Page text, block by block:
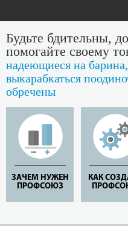
Будьте бдительны,
помогайте своему
надеющиеся на
выкарабкаться
обречены
ЗАЧЕМ НУЖЕН
ПРОФСОЮЗ
КАК